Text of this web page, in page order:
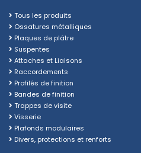
Tous les produits
Ossatures métalliques
Plaques de plâtre
Suspentes
Attaches et Liaisons
Raccordements
Profilés de finition
Bandes de finition
Trappes de visite
Visserie
Plafonds modulaires
Divers, protections et renforts